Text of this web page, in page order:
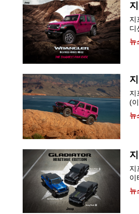
지
디
뉴
지
(
뉴
지
이
뉴